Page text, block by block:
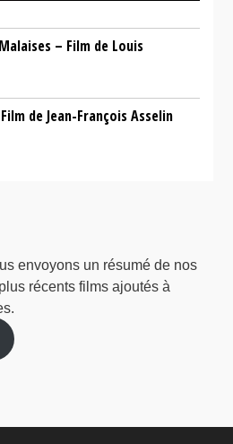
– Film de Louis
de Jean-François Asselin
envoyons un résumé de nos
récents films ajoutés à